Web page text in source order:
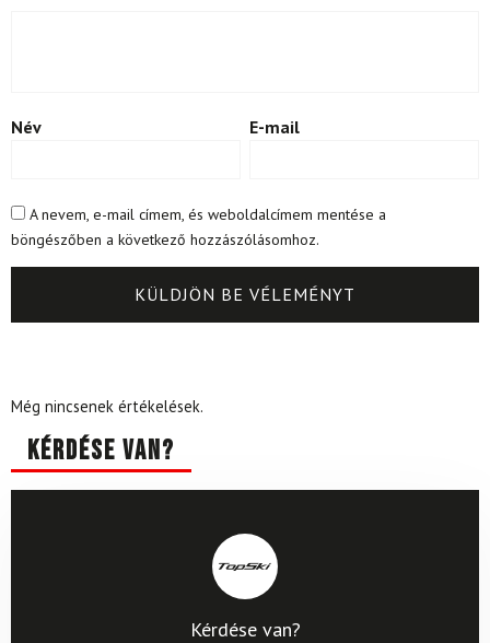
Név E-mail
A nevem, e-mail címem, és weboldalcímem mentése a
böngészőben a következő hozzászólásomhoz.
Még nincsenek értékelések.
Kérdése van?
Kérdése van?